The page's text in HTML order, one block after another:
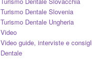
Turismo Dentale Slovenia
Turismo Dentale Ungheria
Video
Video guide, interviste e
Dentale